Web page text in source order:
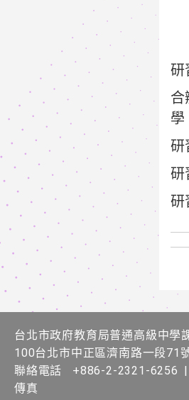
研
合
學
研
研
研
台北市政府教育局普通高級中學
100台北市中正區濟南路一段71
聯絡電話
+886-2-2321-6256 |
傳真